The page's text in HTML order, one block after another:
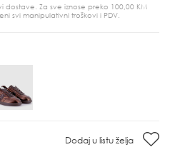
dostave. Za sve iznose preko 100,00 KM
svi manipulativni troškovi i PDV.
Dodaj u listu želja